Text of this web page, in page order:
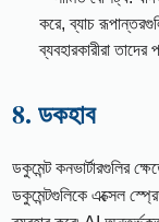
করে, ব্যাচ
ব্যবহারকারীরা
8. ডকহাব
ডকুমেন্ট কনভার্টারগুলির
ডকুমেন্টগুলিকে এক্সেল